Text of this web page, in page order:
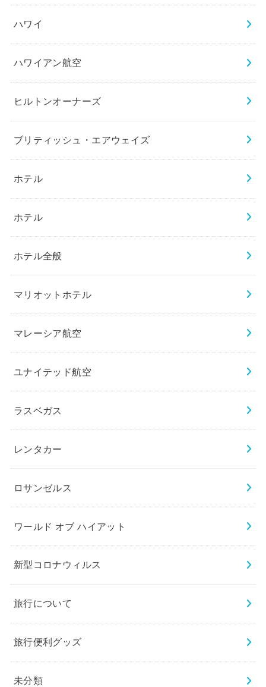
ハワイ
ハワイアン航空
ヒルトンオーナーズ
ブリティッシュ・エアウェイズ
ホテル
ホテル
ホテル全般
マリオットホテル
マレーシア航空
ユナイテッド航空
ラスベガス
レンタカー
ロサンゼルス
ワールド オブ ハイアット
新型コロナウィルス
旅行について
旅行便利グッズ
未分類